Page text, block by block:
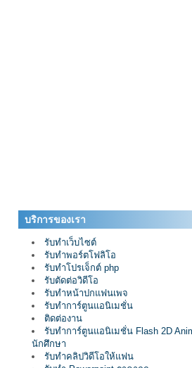
บริการของเรา
รับทำเว็บไซต์
รับทำพอร์ตโฟลิโอ
รับทำโปรเจ็กต์ php
รับตัดต่อวิดีโอ
รับทำหน้าปกแฟนเพจ
รับทำการ์ตูนแอนิเมชั่น
ติดต่องาน
รับทำการ์ตูนแอนิเมชั่น Flash 2D
นักศึกษา
รับทำคลิปวิดีโอให้แฟน